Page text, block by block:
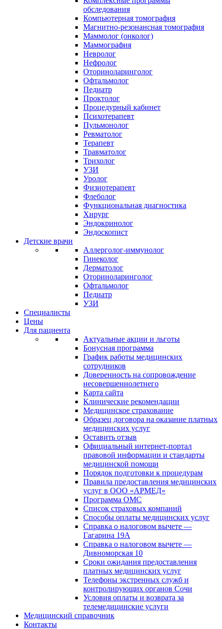
обследования
Компьютерная томография
Магнитно-резонансная томография
Маммолог (онколог)
Маммография
Невролог
Нефролог
Оториноларинголог
Офтальмолог
Педиатр
Проктолог
Процедурный кабинет
Психотерапевт
Пульмонолог
Ревматолог
Терапевт
Травматолог
Трихолог
УЗИ
Уролог
Физиотерапевт
Флеболог
Функциональная диагностика
Хирург
Эндокринолог
Эндоскопист
Детские врачи
Аллерголог-иммунолог
Гинеколог
Дерматолог
Оториноларинголог
Офтальмолог
Педиатр
УЗИ
Специалисты
Цены
Для пациента
Актуальные акции и льготы
Бонусная программа
График работы медицинских
сотрудников
Доверенность на сопровождение
несовершеннолетнего
Карта сайта
Клинические рекомендации
Медицинское страхование
Образец договора на оказание платных
медицинских услуг
Оставить отзыв
Официальный интернет-портал
правовой информации и стандарты
медицинской помощи
Порядок подготовки к процедурам
Правила предоставления медицинских
услуг в ООО «АРМЕД»
Программа ОМС
Список страховых компаний
Способы оплаты медицинских услуг
Справка о налоговом вычете —
Гагарина 19А
Справка о налоговом вычете —
Дивноморская 10
Сроки ожидания предоставления
платных медицинских услуг
Телефоны экстренных служб и
контролирующих органов Сочи
Условия оплаты и возврата за
телемедицинские услуги
Медицинский справочник
Контакты